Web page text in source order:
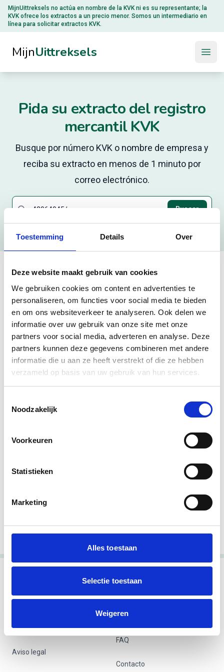
Toestemming Details Over
Deze website maakt gebruik van cookies
We gebruiken cookies om content en advertenties te
personaliseren, om functies voor social media te bieden
en om ons websiteverkeer te analyseren. Ook delen we
informatie over uw gebruik van onze site met onze
partners voor social media, adverteren en analyse. Deze
partners kunnen deze gegevens combineren met andere
informatie die u aan ze heeft verstrekt of die ze hebben
verzameld op basis van uw gebruik van hun services.
Noodzakelijk
Voorkeuren
Statistieken
Marketing
Alles toestaan
Selectie toestaan
Weigeren
MijnUittreksels no actúa en nombre de la KVKni es su representante; la
KVK ofrece los extractos a un precio menor. Somos un intermediario en
línea para solicitar extractos KVK.
MijnUittreksels
Pida su extracto del registro
mercantil KVK
Busque por número KVK o nombre de empresa y
reciba su extracto en menos de 1 minuto por
correo electrónico.
Buscar
1 resultado encontrado
Término de búsqueda:
Samtosha.me
Sede principal Activo
KVK42064045
SUCURSAL000065677323
Commissaris Van Voorst tot Voorstlaan, 's-
Pruebe un término de búsqueda más corto
Omita el nombre de la ciudad
Declaración de privacidad
Aviso legal
Tarifas
FAQ
Contacto